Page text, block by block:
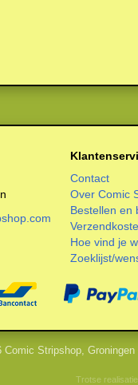
Contact
Over Comic
Bestellen en
Hoe vind je
Zoeklijst/
Stripshop, Groningen
Trotse realisatie